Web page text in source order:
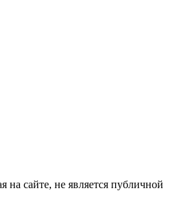
сайте, не является публичной